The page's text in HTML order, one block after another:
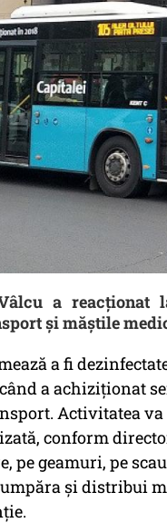
a reacționat
și măștile
a fi
a achiziționat
Activitatea va
conform
pe geamuri, pe
și distribui